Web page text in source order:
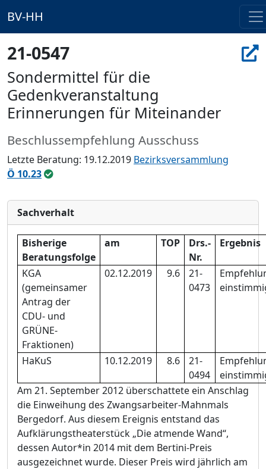
BV-HH
21-0547
Sondermittel für die
Gedenkveranstaltung
Erinnerungen für Miteinander
Beschlussempfehlung Ausschuss
Letzte Beratung: 19.12.2019 Bezirksversammlung
Ö 10.23
Sachverhalt
Bisherige
Beratungsfolge
am TOP
Drs.-
Nr.
Ergebnis
KGA
(gemeinsamer
Antrag der
CDU- und
GRÜNE-
Fraktionen)
02.12.2019 9.6
21-
0473
HaKuS 10.12.2019 8.6
21-
0494
Am 21. September 2012 überschattete ein Anschlag
die Einweihung des Zwangsarbeiter-Mahnmals
Bergedorf. Aus diesem Ereignis entstand das
Aufklärungstheaterstück „Die atmende Wand“,
dessen Autor*in 2014 mit dem Bertini-Preis
ausgezeichnetwurde. Dieser Preis wird jährlich am